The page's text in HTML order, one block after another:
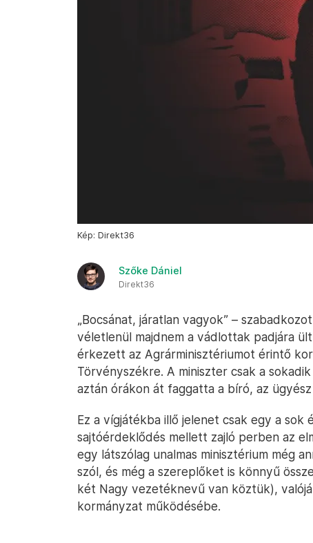
Kép: Direkt36
Szőke Dániel
Direkt36
„Bocsánat, járatlan vagyok” –
véletlenül majdnem a vádlottak padjára
érkezett az Agrárminisztériumot érintő
Törvényszékre. A miniszter csak a
aztán órákon át faggatta a bíró, az
Ez a vígjátékba illő jelenet csak egy a
sajtóérdeklődés mellett zajló perben az
egy látszólag unalmas minisztérium még
szól, és még a szereplőket is könnyű
két Nagy vezetéknevű van köztük),
kormányzat működésébe.